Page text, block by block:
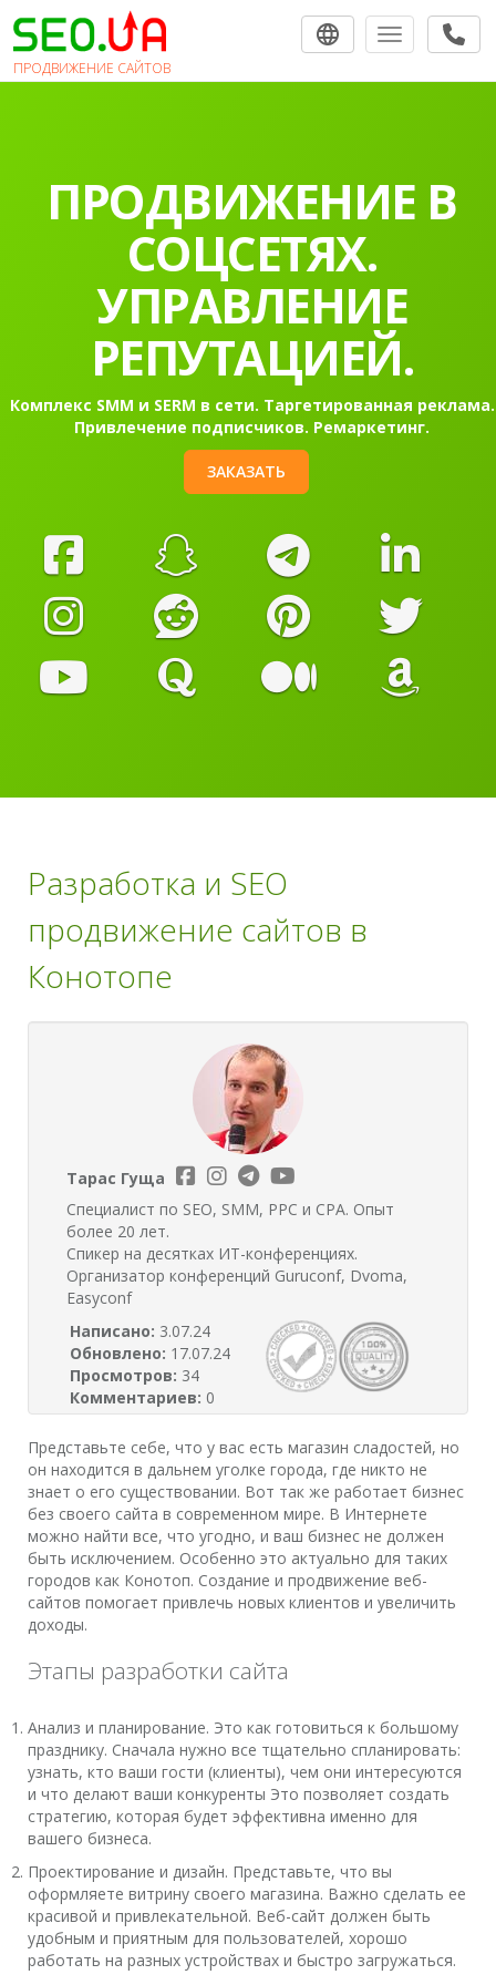
ПРОДВИЖЕНИЕ САЙТОВ
Toggle
ПРОДВИЖЕНИЕ В
СОЦСЕТЯХ.
УПРАВЛЕНИЕ
РЕПУТАЦИЕЙ.
Комплекс SMM и SERM в сети. Таргетированная реклама.
Привлечение подписчиков. Ремаркетинг.
ЗАКАЗАТЬ
Разработка и SEO
продвижение сайтов в
Конотопе
Тарас Гуща
Специалист по SEO, SMM, PPC и CPA. Опыт
более 20 лет.
Спикер на десятках ИТ-конференциях.
Организатор конференций Guruconf, Dvoma,
Easyconf
Написано: 3.07.24
Обновлено: 17.07.24
Просмотров: 34
Комментариев: 0
Представьте себе, что у вас есть магазин сладостей, но
он находится в дальнем уголке города, где никто не
знает о его существовании. Вот так же работает бизнес
без своего сайта в современном мире. В Интернете
можно найти все, что угодно, и ваш бизнес не должен
быть исключением. Особенно это актуально для таких
городов как Конотоп. Создание и продвижение веб-
сайтов помогает привлечь новых клиентов и увеличить
доходы.
Этапы разработки сайта
Анализ и планирование. Это как готовиться к большому
празднику. Сначала нужно все тщательно спланировать:
узнать, кто ваши гости (клиенты), чем они интересуются
и что делают ваши конкуренты Это позволяет создать
стратегию, которая будет эффективна именно для
вашего бизнеса.
Проектирование и дизайн. Представьте, что вы
оформляете витрину своего магазина. Важно сделать ее
красивой и привлекательной. Веб-сайт должен быть
удобным и приятным для пользователей, хорошо
работать на разных устройствах и быстро загружаться.